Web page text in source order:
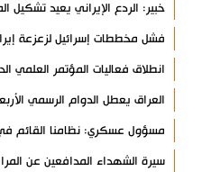
خبير: الردع الإيراني يعيد تشكيل
فشل مخططات إسرائيل لزعزعة
انطلاق فعاليات المؤتمر العلمي
العراق يعطل الدوام الرسمي
مسؤول عسكري: نظامنا القائم
سيرة الشهداء المدافعين عن